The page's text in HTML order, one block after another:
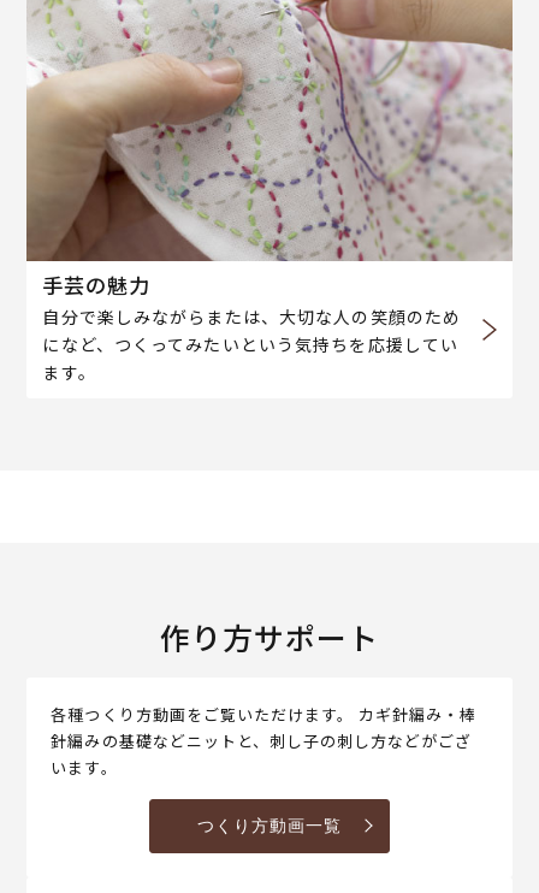
手芸の魅力
自分で楽しみながらまたは、大切な人の笑顔のため
になど、つくってみたいという気持ちを応援してい
ます。
作り方サポート
各種つくり方動画をご覧いただけます。 カギ針編み・棒
針編みの基礎などニットと、刺し子の刺し方などがござ
います。
つくり方動画一覧